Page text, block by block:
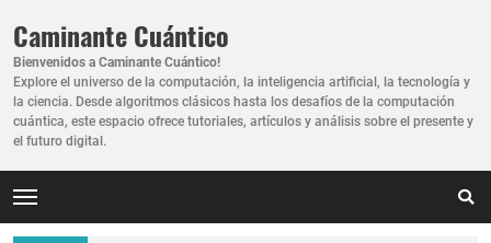
Caminante Cuántico
Bienvenidos a Caminante Cuántico!
Explore el universo de la computación, la inteligencia artificial, la tecnología y
la ciencia. Desde algoritmos clásicos hasta los desafíos de la computación
cuántica, este espacio ofrece tutoriales, artículos y análisis sobre el presente y
el futuro digital.